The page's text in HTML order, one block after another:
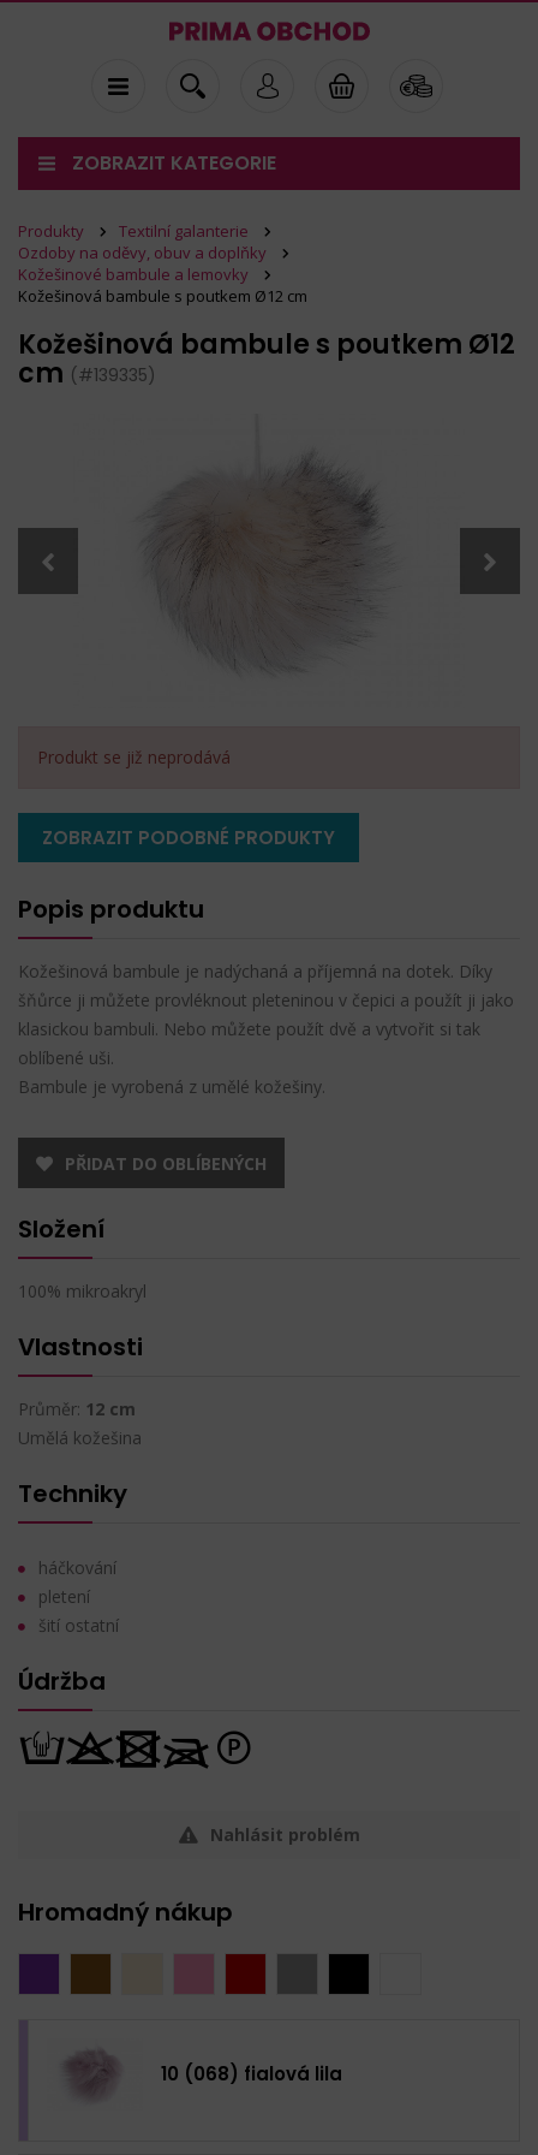
ZOBRAZIT KATEGORIE
Produkty
Textilní galanterie
Ozdoby na oděvy, obuv a doplňky
Kožešinové bambule a lemovky
Kožešinová bambule s poutkem Ø12 cm
Kožešinová bambule s poutkem Ø12
cm (#139335)
Produkt se již neprodává
ZOBRAZIT PODOBNÉ PRODUKTY
Popis produktu
Kožešinová bambule je nadýchaná a příjemná na dotek. Díky
šňůrce ji můžete provléknout pleteninou v čepici a použít ji jako
klasickou bambuli. Nebo můžete použít dvě a vytvořit si tak
oblíbené uši.
Bambule je vyrobená z umělé kožešiny.
PŘIDAT DO OBLÍBENÝCH
Složení
100% mikroakryl
Vlastnosti
Průměr: 12 cm
Umělá kožešina
Techniky
háčkování
pletení
šití ostatní
Údržba
Nahlásit problém
Hromadný nákup
10 (068) fialová lila